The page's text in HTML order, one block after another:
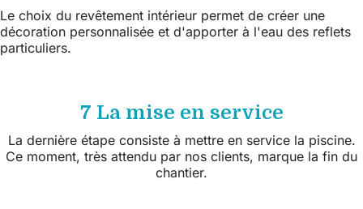
Le choix du revêtement intérieur permet de créer une
décoration personnalisée et d'apporter à l'eau des reflets
particuliers.
7 La mise en service
La dernière étape consiste à mettre en service la piscine.
Ce moment, très attendu par nos clients, marque la fin du
chantier.